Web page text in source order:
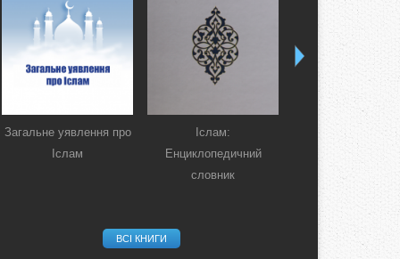
Загальне уявлення про
Іслам
Іслам:
Енциклопедичний
словник
Коран.
ВСІ КНИГИ